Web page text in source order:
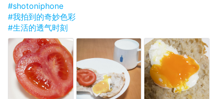
#shotoniphone
#我拍到的奇妙色彩
#生活的透气时刻